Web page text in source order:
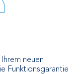
neuen
Funktionsgarantie